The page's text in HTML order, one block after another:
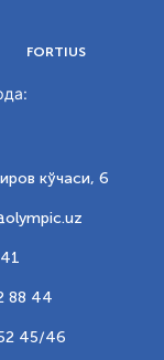
FORTIUS
кўчаси, 6
88 44
45/46